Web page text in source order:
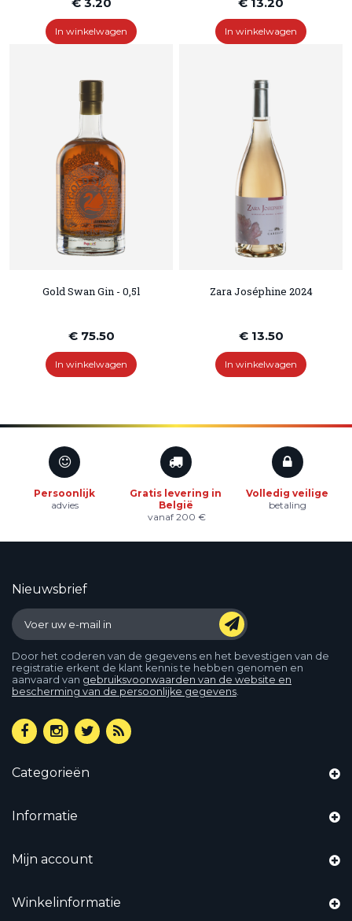
In winkelwagen In winkelwagen
Gold Swan Gin - 0,5l
€ 75.50
In winkelwagen
Zara Joséphine 2024
€ 13.50
In winkelwagen
Persoonlijk
advies
Gratis levering in
België
vanaf 200 €
Volledig veilige
betaling
Nieuwsbrief
Door het coderen van de gegevens en het bevestigen van de
registratie erkent de klant kennis te hebben genomen en
aanvaard van gebruiksvoorwaarden van de website en
bescherming van de persoonlijke gegevens
Categorieën
Informatie
Mijn account
Winkelinformatie